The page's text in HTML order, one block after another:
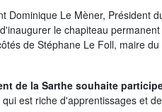
Dominique Le Mèner, Président
le chapiteau permanent
de Stéphane Le Foll, maire du
de la Sarthe souhaite
qui est riche d'apprentissages et de